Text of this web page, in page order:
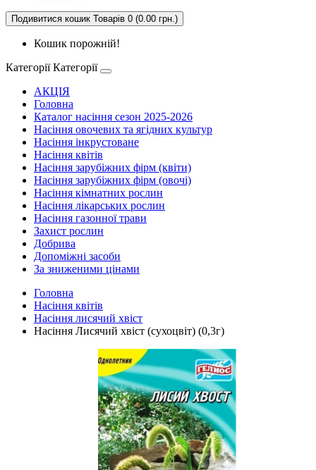
Подивитися кошик Товарів 0 (0.00 грн.)
Кошик порожній!
Категорії Категорії
АКЦІЯ
Головна
Каталог насіння сезон 2025-2026
Насіння овочевих та ягідних культур
Насіння інкрустоване
Насіння квітів
Насіння зарубіжних фірм (квіти)
Насіння зарубіжних фірм (овочі)
Насіння кімнатних рослин
Насіння лікарських рослин
Насіння газонної трави
Захист рослин
Добрива
Допоміжні засоби
За зниженими цінами
Головна
Насіння квітів
Насіння лисячий хвіст
Насіння Лисячий хвіст (сухоцвіт) (0,3г)